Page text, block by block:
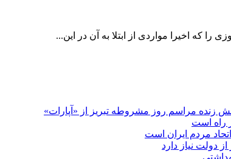
را که اخیرا مواردی از ابتلا به آن در این...
زنده مراسم روز مشروطه تبریز از «آپارات»
راه است
مردم ایران است
دولت نیاز دارد